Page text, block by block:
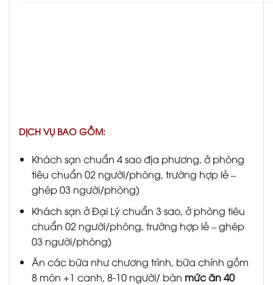
DỊCH VỤ BAO GỒM:
Khách sạn chuẩn 4 sao địa phương, ở phòng
tiêu chuẩn 02 người/phòng, trường hợp lẻ –
ghép 03 người/phòng)
Khách sạn ở Đại Lý chuẩn 3 sao, ở phòng tiêu
chuẩn 02 người/phòng, trường hợp lẻ – ghép
03 người/phòng)
Ăn các bữa như chương trình, bữa chính gồm
8 món +1 canh, 8-10 người/ bàn mứcăn40